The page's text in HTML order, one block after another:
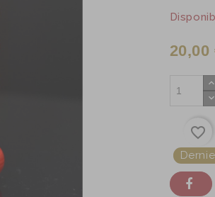
20,00
favorite_border